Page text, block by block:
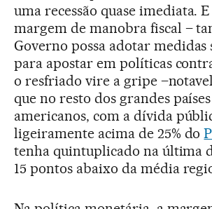
uma recessão quase imediata.
margem de manobra fiscal –
Governo possa adotar medidas
para apostar em políticas
o resfriado vire a gripe
que no resto dos grandes
americanos, com a dívida
ligeiramente acima de 25% do
tenha quintuplicado na última
15 pontos abaixo da média